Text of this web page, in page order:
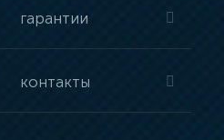
гарантии
контакты